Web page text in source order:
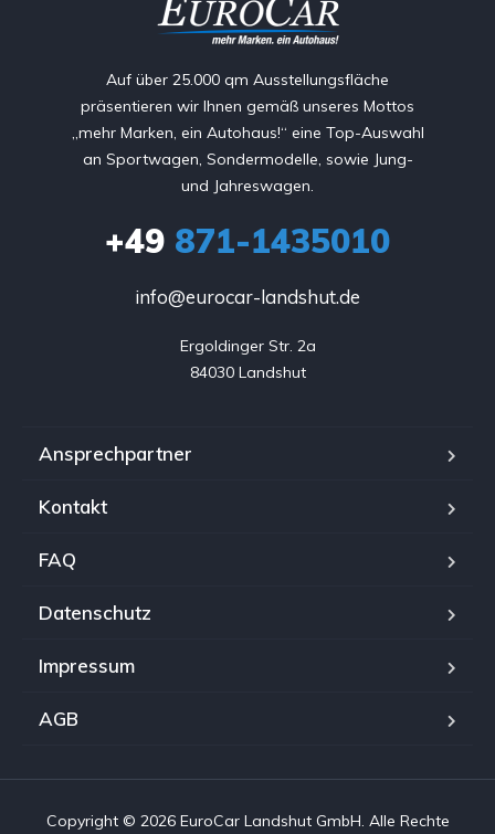
Auf über 25.000 qm Ausstellungsfläche
präsentieren wir Ihnen gemäß unseres Mottos
„mehr Marken, ein Autohaus!“ eine Top-Auswahl
an Sportwagen, Sondermodelle, sowie Jung-
und Jahreswagen.
+49 871-1435010
info@eurocar-landshut.de
Ergoldinger Str. 2a
84030 Landshut
Ansprechpartner
Kontakt
FAQ
Datenschutz
Impressum
AGB
Copyright © 2026 EuroCar Landshut GmbH. Alle Rechte